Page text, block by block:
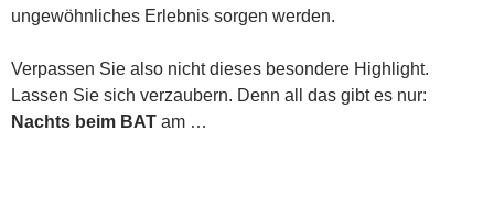
ungewöhnliches Erlebnis sorgen werden.
Verpassen Sie also nicht dieses besondere Highlight.
Lassen Sie sich verzaubern. Denn all das gibt es nur:
Nachts beim BAT am …